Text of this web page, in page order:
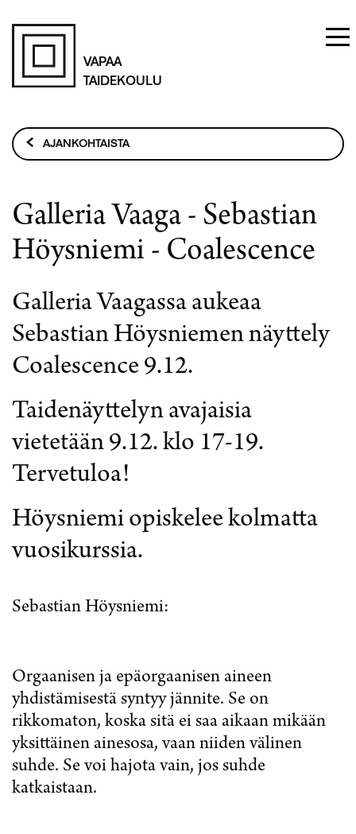
Hyppää
pääsisältöönVAPAA
TAIDEKOULU
Murupolku
AJANKOHTAISTA
Galleria Vaaga - Sebastian
Höysniemi - Coalescence
Galleria Vaagassa aukeaa
Sebastian Höysniemen näyttely
Coalescence 9.12.
Taidenäyttelyn avajaisia
vietetään 9.12. klo 17-19.
Tervetuloa!
Höysniemi opiskelee kolmatta
vuosikurssia.
Sebastian Höysniemi:
Orgaanisen ja epäorgaanisen aineen
yhdistämisestä syntyy jännite. Se on
rikkomaton, koska sitä ei saa aikaan mikään
yksittäinen ainesosa, vaan niiden välinen
suhde. Se voi hajota vain, jos suhde
katkaistaan.